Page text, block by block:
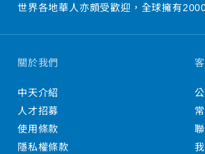
世界各地華人亦頗受歡迎，全球擁有
關於我們
中天介紹
人才招募
使用條款
隱私權條款